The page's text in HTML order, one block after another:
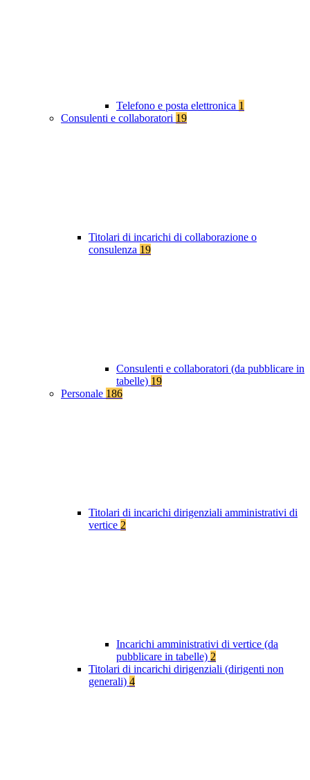
Telefono e posta elettronica 1
Consulenti e collaboratori 19
Titolari di incarichi di collaborazione o
consulenza 19
Consulenti e collaboratori (da pubblicare in
tabelle) 19
Personale 186
Titolari di incarichi dirigenziali amministrativi di
vertice 2
Incarichi amministrativi di vertice (da
pubblicare in tabelle) 2
Titolari di incarichi dirigenziali (dirigenti non
generali) 4